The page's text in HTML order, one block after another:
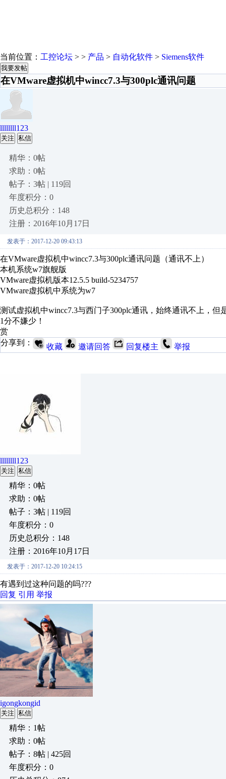
当前位置： 工控论坛 > > 产品 > 自动化软件 > Siemens软件
我要发帖
在VMware虚拟机中wincc7.3与300plc通讯问题
llllllll123
关注 私信
精华：0帖
求助：0帖
帖子：3帖 | 119回
年度积分：0
历史总积分：148
注册：2016年10月17日
发表于：2017-12-20 09:43:13
在VMware虚拟机中wincc7.3与300plc通讯问题（通讯不上）
本机系统w7旗舰版
VMware虚拟机版本12.5.5 build-5234757
VMware虚拟机中系统为w7
测试虚拟机中wincc7.3与西门子300plc通讯，始终通讯不上，但
1分不嫌少！
赏
分享到：
收藏 邀请回答 回复楼主 举报
llllllll123
关注 私信
精华：0帖
求助：0帖
帖子：3帖 | 119回
年度积分：0
历史总积分：148
注册：2016年10月17日
发表于：2017-12-20 10:24:15
有遇到过这种问题的吗???
回复 引用 举报
igongkongid
关注 私信
精华：1帖
求助：0帖
帖子：8帖 | 425回
年度积分：0